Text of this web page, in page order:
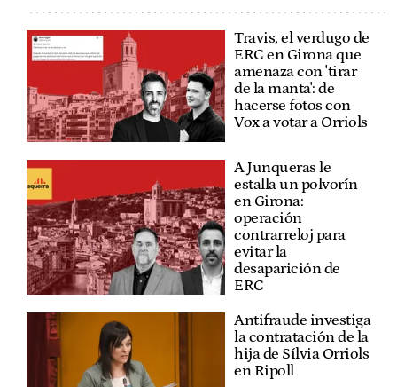
Travis, el verdugo de
ERC en Girona que
amenaza con 'tirar
de la manta': de
hacerse fotos con
Vox a votar a Orriols
A Junqueras le
estalla un polvorín
en Girona:
operación
contrarreloj para
evitar la
desaparición de
ERC
Antifraude investiga
la contratación de la
hija de Sílvia Orriols
en Ripoll